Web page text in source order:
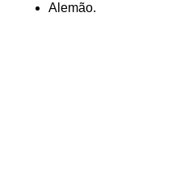
Alemão.